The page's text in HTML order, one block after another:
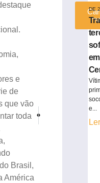
e
de
que vão
toda
Brasil,
América
Jogos
PRÓXIMO
Polícia Civil prende homem
DE
e...